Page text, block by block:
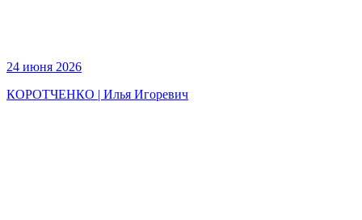
24 июня 2026
КОРОТЧЕНКО | Илья Игоревич